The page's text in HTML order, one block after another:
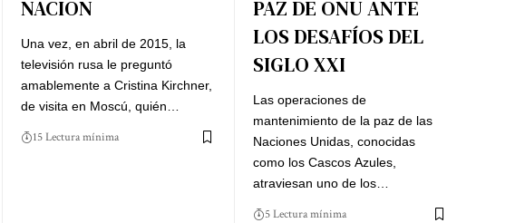
NACION
Una vez, en abril de 2015, la
televisión rusa le preguntó
amablemente a Cristina Kirchner,
de visita en Moscú, quién…
15 Lectura mínima
PAZ DE ONU ANTE
LOS DESAFÍOS DEL
SIGLO XXI
Las operaciones de
mantenimiento de la paz de las
Naciones Unidas, conocidas
como los Cascos Azules,
atraviesan uno de los…
5 Lectura mínima